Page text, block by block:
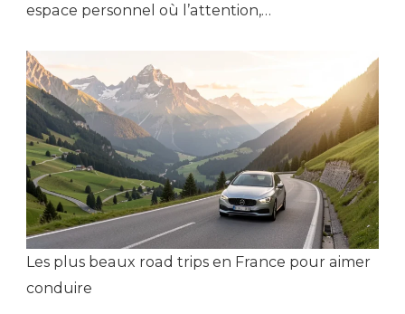
espace personnel où l’attention,…
Les plus beaux road trips en France pour aimer
conduire